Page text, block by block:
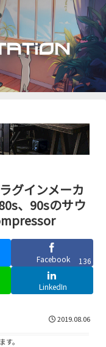
グインメーカ
、90sのサウ
Facebook 136
LinkedIn
2019.08.06
す。